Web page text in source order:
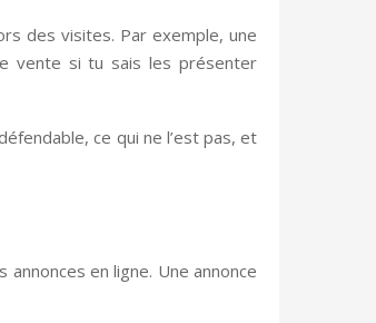
des visites. Par exemple, une
vente si tu sais les présenter
ce qui ne l’est pas, et
en ligne. Une annonce